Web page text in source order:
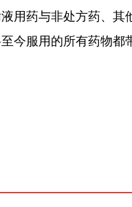
用药与非处方药、
今服用的所有药物